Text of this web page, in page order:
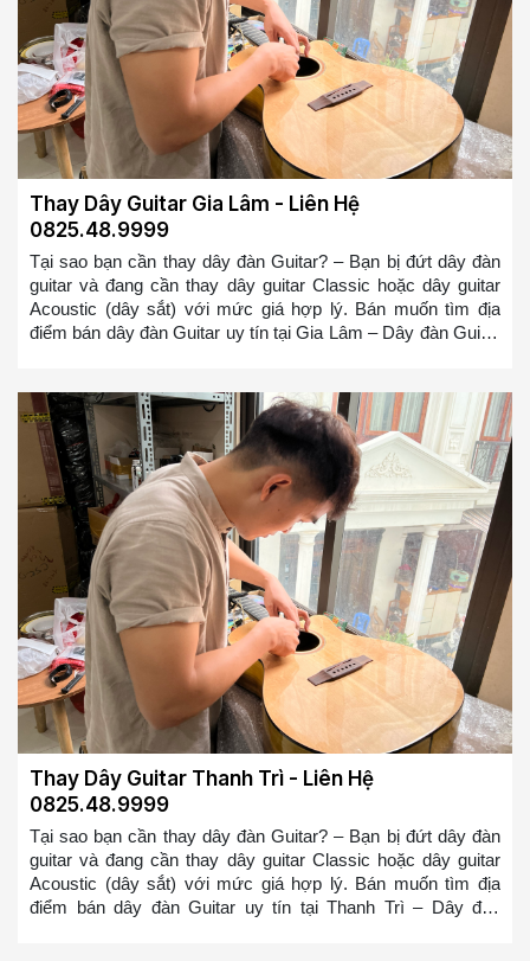
Thay Dây Guitar Gia Lâm - Liên Hệ
0825.48.9999
Tại sao bạn cần thay dây đàn Guitar? – Bạn bị đứt dây đàn
guitar và đang cần thay dây guitar Classic hoặc dây guitar
Acoustic (dây sắt) với mức giá hợp lý. Bán muốn tìm địa
điểm bán dây đàn Guitar uy tín tại Gia Lâm – Dây đàn Guitar
hơn, bạn sẽ không bị ức chế nữa khi chơi đàn Guitar so với
bộ dây đàn Guitar bị rỉ => Bạn ở bất cứ đâu tại Gia Lâm
muốn tìm địa điểm thay dây đàn guitar hoặc mua dây đàn
guitar tại Gia Lâm. Chúng tôi sẽ cử đội ngũ thợ lành nghề
đến thay trong 10-20 phút cho các bạn
Thay Dây Guitar Thanh Trì - Liên Hệ
0825.48.9999
Tại sao bạn cần thay dây đàn Guitar? – Bạn bị đứt dây đàn
guitar và đang cần thay dây guitar Classic hoặc dây guitar
Acoustic (dây sắt) với mức giá hợp lý. Bán muốn tìm địa
điểm bán dây đàn Guitar uy tín tại Thanh Trì – Dây đàn